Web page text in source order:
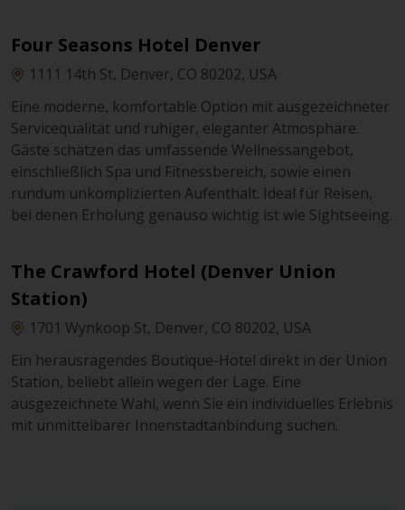
Four Seasons Hotel Denver
1111 14th St, Denver, CO 80202, USA
Eine moderne, komfortable Option mit ausgezeichneter
Servicequalität und ruhiger, eleganter Atmosphäre.
Gäste schätzen das umfassende Wellnessangebot,
einschließlich Spa und Fitnessbereich, sowie einen
rundum unkomplizierten Aufenthalt. Ideal für Reisen,
bei denen Erholung genauso wichtig ist wie Sightseeing.
The Crawford Hotel (Denver Union
Station)
1701 Wynkoop St, Denver, CO 80202, USA
Ein herausragendes Boutique-Hotel direkt in der Union
Station, beliebt allein wegen der Lage. Eine
ausgezeichnete Wahl, wenn Sie ein individuelles Erlebnis
mit unmittelbarer Innenstadtanbindung suchen.